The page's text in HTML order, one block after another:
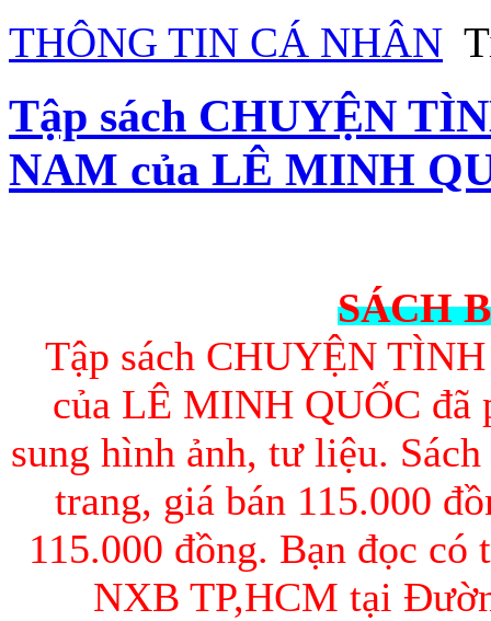
THÔNG TIN CÁ NHÂN
Tập sách CHUYỆN
NAM của LÊ MINH
SÁCH
Tập sách CHUYỆN
của LÊ MINH QUỐC đã
sung hình ảnh, tư liệu.
trang, giá bán 115.000
115.000 đồng. Bạn đọc có
NXB TP,HCM tại